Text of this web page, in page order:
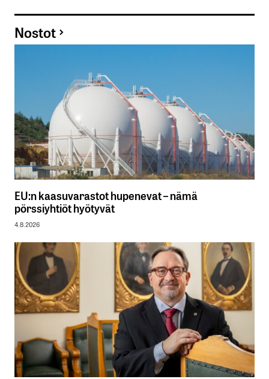
Nostot
EU:n kaasuvarastot hupenevat – nämä
pörssiyhtiöt hyötyvät
4.8.2026